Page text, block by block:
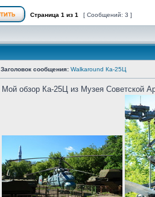
Страница 1 из 1 [ Сообщений: 3 ]
Заголовок сообщения: Walkaround Ка-25Ц
Мой обзор Ка-25Ц из Музея Советской